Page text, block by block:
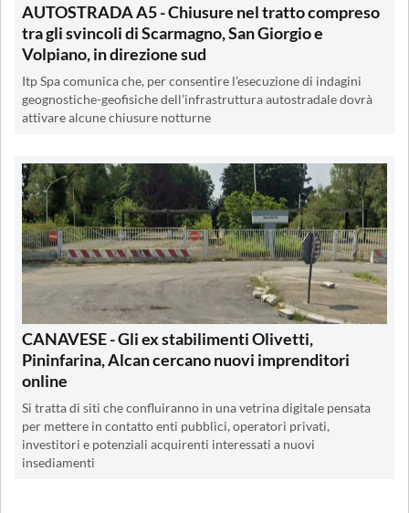
AUTOSTRADA A5 - Chiusure nel tratto compreso
tra gli svincoli di Scarmagno, San Giorgio e
Volpiano, in direzione sud
Itp Spa comunica che, per consentire l’esecuzione di indagini
geognostiche-geofisiche dell’infrastruttura autostradale dovrà
attivare alcune chiusure notturne
CANAVESE - Gli ex stabilimenti Olivetti,
Pininfarina, Alcan cercano nuovi imprenditori
online
Si tratta di siti che confluiranno in una vetrina digitale pensata
per mettere in contatto enti pubblici, operatori privati,
investitori e potenziali acquirenti interessati a nuovi
insediamenti